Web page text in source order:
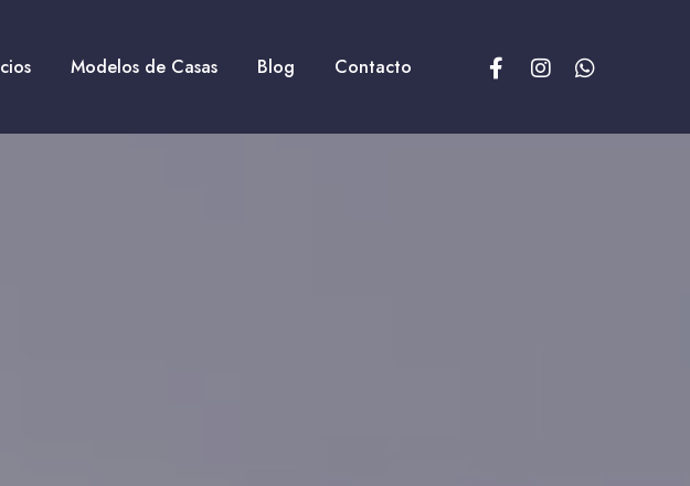
Modelos de Casas Blog Contacto